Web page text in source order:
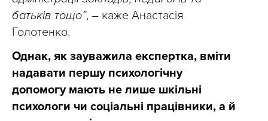
батьків тощо”, – каже Анастасія
Голотенко.
Однак, як зауважила експертка, вміти
надавати першу психологічну
допомогу мають не лише шкільні
психологи чи соціальні працівники, а й